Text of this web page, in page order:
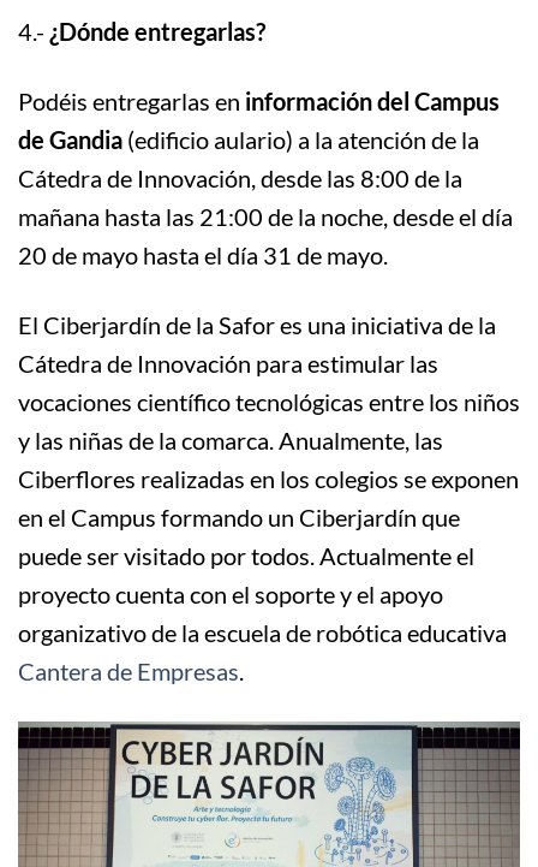
4.- ¿Dónde entregarlas?
Podéis entregarlas en información del Campus
de Gandia (edificio aulario) a la atención de la
Cátedra de Innovación, desde las 8:00 de la
mañana hasta las 21:00 de la noche, desde el día
20 de mayo hasta el día 31 de mayo.
El Ciberjardín de la Safor es una iniciativa de la
Cátedra de Innovación para estimular las
vocaciones científico tecnológicas entre los niños
y las niñas de la comarca. Anualmente, las
Ciberflores realizadas en los colegios se exponen
en el Campus formando un Ciberjardín que
puede ser visitado por todos. Actualmente el
proyecto cuenta con el soporte y el apoyo
organizativo de la escuela de robótica educativa
Cantera de Empresas.